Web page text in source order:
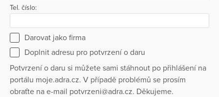
Tel. číslo:
Darovat jako firma
Doplnit adresu pro potvrzení o daru
Potvrzení o daru si můžete sami stáhnout po přihlášení na
portálu moje.adra.cz. V případě problémů se prosím
obraťte na e-mail potvrzeni@adra.cz. Děkujeme.